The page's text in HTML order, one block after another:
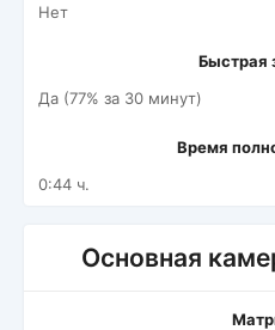
Нет
Быстрая
Да (77% за 30 минут)
Время
0:44 ч.
Основная